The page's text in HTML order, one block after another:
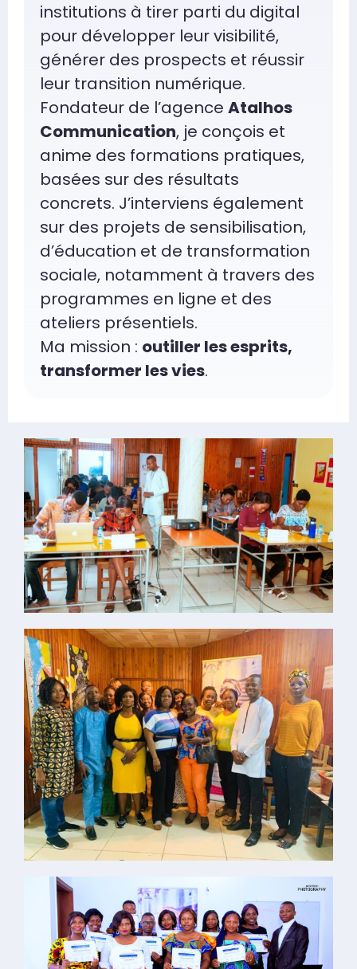
institutions à tirer parti du digital
pour développer leur visibilité,
générer des prospects et réussir
leur transition numérique.
Fondateur de l’agence Atalhos
Communication, je conçois et
anime des formations pratiques,
basées sur des résultats
concrets. J’interviens également
sur des projets de sensibilisation,
d’éducation et de transformation
sociale, notamment à travers des
programmes en ligne et des
ateliers présentiels.
Ma mission : outiller les esprits,
transformer les vies.